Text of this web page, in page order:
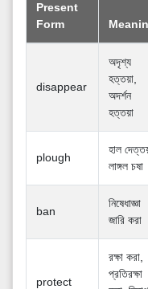
Present
Form
disappear
অদৃশ্য
হত্তয়া,
অদর্শন
হত্তয়া
plough
হাল
লাঙ্গল চষা
ban
নিষেধাজ্ঞা
জারি করা
protect
রক্ষা করা,
প্রতিরক্ষা